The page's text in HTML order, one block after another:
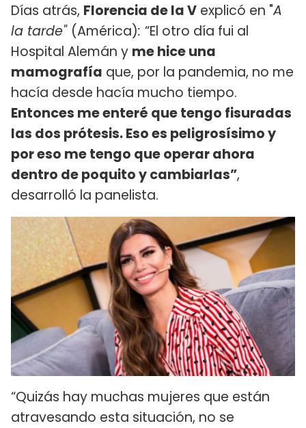
Días atrás, Florencia de la V explicó en "A
la tarde" (América): “El otro día fui al
Hospital Alemán y me hice una
mamografía que, por la pandemia, no me
hacía desde hacía mucho tiempo.
Entonces me enteré que tengo fisuradas
las dos prótesis. Eso es peligrosísimo y
por eso me tengo que operar ahora
dentro de poquito y cambiarlas”,
desarrolló la panelista.
“Quizás hay muchas mujeres que están
atravesando esta situación, no se